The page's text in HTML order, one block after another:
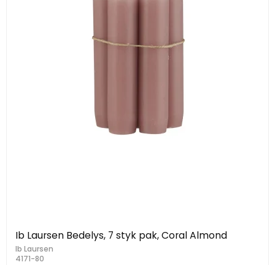
Ib Laursen Bedelys, 7 styk pak, Coral Almond
Ib Laursen
4171-80